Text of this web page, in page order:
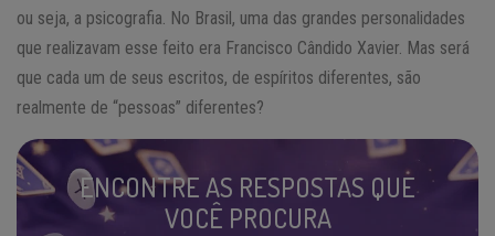
ou seja, a psicografia. No Brasil, uma das grandes personalidades
que realizavam esse feito era Francisco Cândido Xavier. Mas será
que cada um de seus escritos, de espíritos diferentes, são
realmente de “pessoas” diferentes?
ENCONTRE AS RESPOSTAS QUE
VOCÊ PROCURA